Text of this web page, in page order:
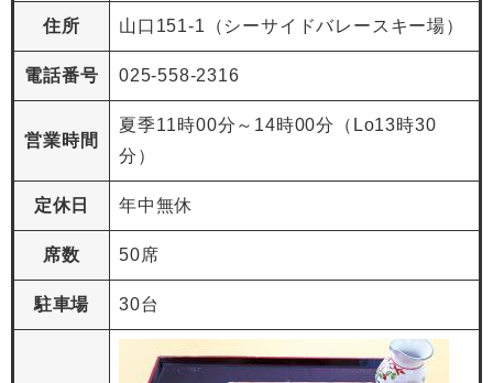
住所 山口151-1（シーサイドバレースキー場）
電話番号 025-558-2316
営業時間
夏季11時00分～14時00分（Lo13時30
分）
定休日 年中無休
席数 50席
駐車場 30台